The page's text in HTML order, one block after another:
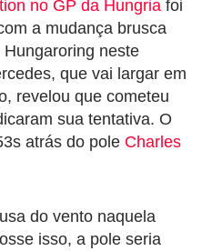
no GP da Hungria foi
a mudança brusca
neste
que vai largar em
revelou que cometeu
sua tentativa. O
atrás do pole Charles
do vento naquela
isso, a pole seria